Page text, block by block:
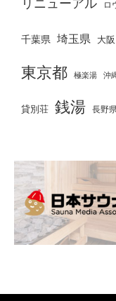
リニューアル ロ
千葉県 埼玉県 大阪
東京都 極楽湯 沖
貸別荘 銭湯 長野